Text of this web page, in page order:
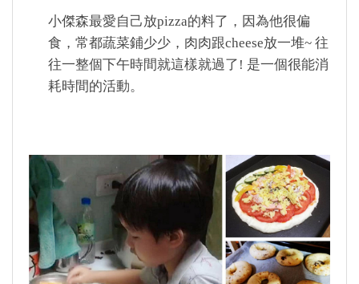
小傑森最愛自己放pizza的料了，因為他很偏
食，常都蔬菜鋪少少，肉肉跟cheese放一堆~ 往
往一整個下午時間就這樣就過了! 是一個很能消
耗時間的活動。